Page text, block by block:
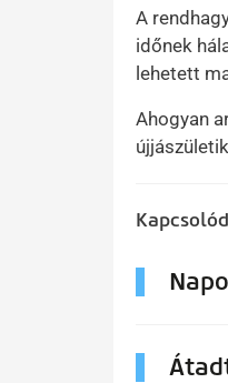
A
időnek
lehetett
Ahogyan